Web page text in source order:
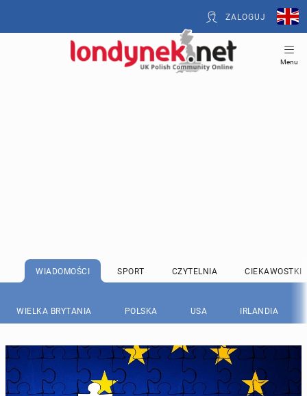
ZALOGUJ
Menu
WIADOMOŚCI SPORT CZYTELNIA CIEKAWOSTKI
WIELKA BRYTANIA POLSKA USA IRLANDIA